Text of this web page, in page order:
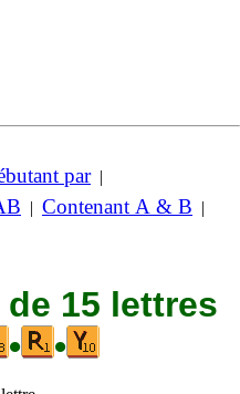
par|
| Contenant A & B |
15 lettres
• •